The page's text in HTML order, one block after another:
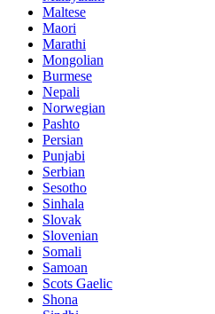
Maltese
Maori
Marathi
Mongolian
Burmese
Nepali
Norwegian
Pashto
Persian
Punjabi
Serbian
Sesotho
Sinhala
Slovak
Slovenian
Somali
Samoan
Scots Gaelic
Shona